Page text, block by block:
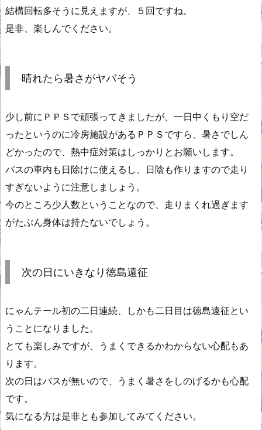
結構回転多そうに見えますが、５回ですね。
是非、楽しんでください。
晴れたら暑さがヤバそう
少し前にＰＰＳで頑張ってきましたが、一日中くもり空だ
ったというのに冷房施設があるＰＰＳですら、暑さでしん
どかったので、熱中症対策はしっかりとお願いします。
バスの車内も日除けに使えるし、日陰も作りますので走り
すぎないように注意しましょう。
今のところ少人数ということなので、走りまくれ過ぎます
がたぶん身体は持たないでしょう。
次の日にいきなり徳島遠征
にゃんテール初の二日連続、しかも二日目は徳島遠征とい
うことになりました。
とても楽しみですが、うまくできるかわからない心配もあ
ります。
次の日はバスが無いので、うまく暑さをしのげるかも心配
です。
気になる方は是非とも参加してみてください。